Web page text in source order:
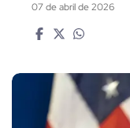
07 de abril de 2026